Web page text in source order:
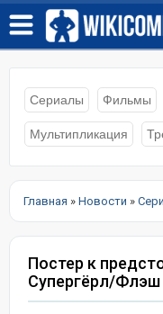
Сериалы Фильмы
Мультипликация
Главная » Новости »
Постер к
Супергёрл/Флэш